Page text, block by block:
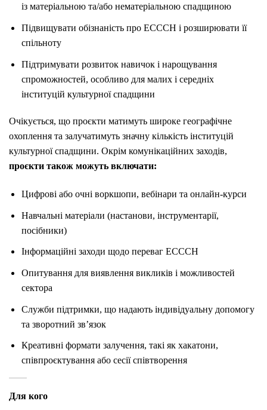
із матеріальною та/або нематеріальною спадщиною
Підвищувати обізнаність про ECCCH і розширювати її
спільноту
Підтримувати розвиток навичок і нарощування
спроможностей, особливо для малих і середніх
інституцій культурної спадщини
Очікується, що проєкти матимуть широке географічне
охоплення та залучатимуть значну кількість інституцій
культурної спадщини. Окрім комунікаційних заходів,
проєкти також можуть включати:
Цифрові або очні воркшопи, вебінари та онлайн-курси
Навчальні матеріали (настанови, інструментарії,
посібники)
Інформаційні заходи щодо переваг ECCCH
Опитування для виявлення викликів і можливостей
сектора
Служби підтримки, що надають індивідуальну допомогу
та зворотний зв’язок
Креативні формати залучення, такі як хакатони,
співпроєктування або сесії співтворення
Для кого